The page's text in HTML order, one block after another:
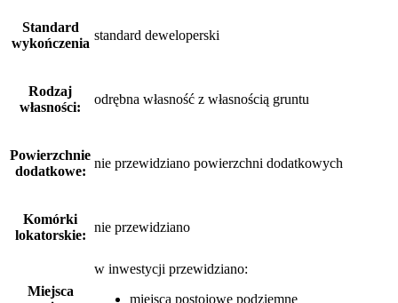
Standard
wykończenia
standard deweloperski
Rodzaj
własności:
odrębna własność z własnością gruntu
Powierzchnie
dodatkowe:
nie przewidziano powierzchni dodatkowych
Komórki
lokatorskie:
nie przewidziano
Miejsca
w inwestycji przewidziano:
miejsca postojowe podziemne